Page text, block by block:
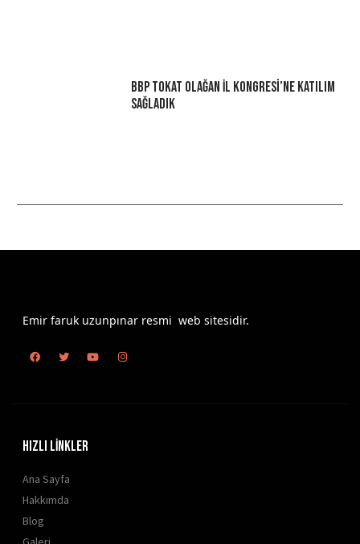
BBP Tokat Olağan İl Kongresi’ne Katılım
Sağladık
Emir faruk uzunpınar resmi web sitesidir.
HIZLI LİNKLER
Ana Sayfa
Hakkımda
Blog